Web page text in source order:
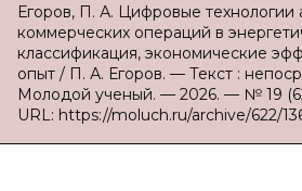
Егоров, П. А. Цифровые технологии
коммерческих операций в
классификация, экономические
опыт / П. А. Егоров. — Текст :
Молодой ученый. — 2026. — № 19
URL: https://moluch.ru/archive/622/